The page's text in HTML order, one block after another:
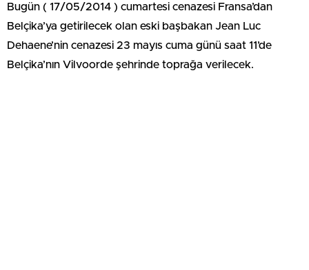
Bugün ( 17/05/2014 ) cumartesi cenazesi Fransa’dan
Belçika’ya getirilecek olan eski başbakan Jean Luc
Dehaene’nin cenazesi 23 mayıs cuma günü saat 11’de
Belçika’nın Vilvoorde şehrinde toprağa verilecek.